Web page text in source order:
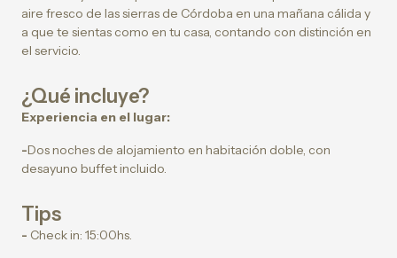
aire fresco de las sierras de Córdoba en una mañana cálida y
a que te sientas como en tu casa, contando con distinción en
el servicio.
¿Qué incluye?
Experiencia en el lugar:
-Dos noches de alojamiento en habitación doble, con
desayuno buffet incluido.
Tips
- Check in: 15:00hs.